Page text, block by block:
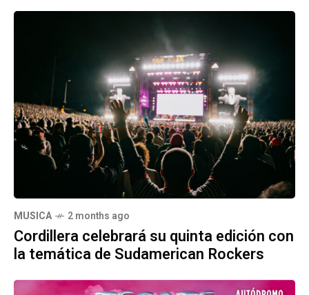
MUSICA 2 months ago
Cordillera celebrará su quinta edición con
la temática de Sudamerican Rockers